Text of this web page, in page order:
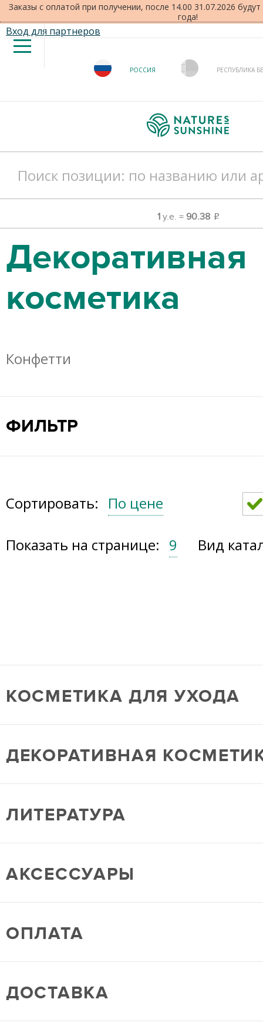
Заказы с оплатой при получении, после 14.00 31.07.2026
года!
Вход для партнеров
РОССИЯ РЕСПУБЛИКА
1у.е. = 90.38 o
Декоративная
косметика
Конфетти
ФИЛЬТР
Сортировать: По цене
Показать на странице: 9 Вид
КОСМЕТИКА ДЛЯ УХОДА
ДЕКОРАТИВНАЯ
ЛИТЕРАТУРА
АКСЕССУАРЫ
ОПЛАТА
ДОСТАВКА